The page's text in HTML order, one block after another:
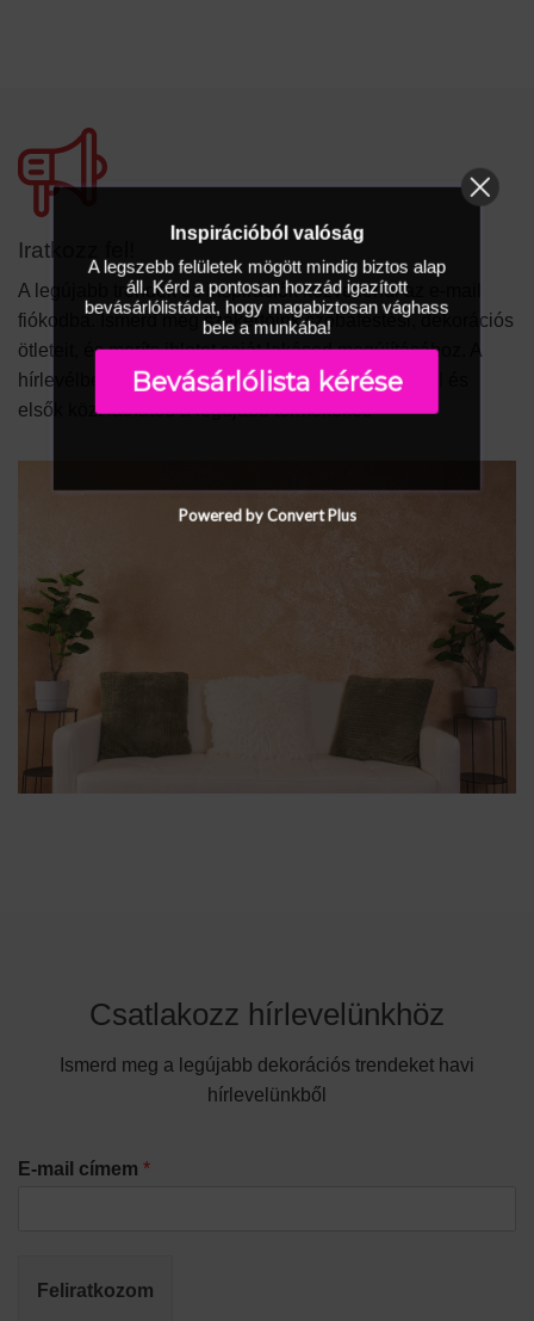
Iratkozz fel!
A legújabb trendek és inspirációk közvetlenül az e-mail
fiókodba. Ismerd meg szakértőink szobafestési, dekorációs
ötleteit, és meríts ihletet saját lakásod megújításához. A
hírlevélben ügyes kivitelezési trükköket leshetsz el és
elsők közt láthatod a legújabb termékeket.
Csatlakozz hírlevelünkhöz
Ismerd meg a legújabb dekorációs trendeket havi
hírlevelünkből
E-mail címem *
Feliratkozom
Inspirációból valóság
A legszebb felületek mögött mindig biztos alap
áll. Kérd a pontosan hozzád igazított
bevásárlólistádat, hogy magabiztosan vághass
bele a munkába!
Bevásárlólista kérése
Powered by Convert Plus